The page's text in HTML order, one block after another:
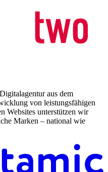
aus dem
von leistungsfähigen
Websites unterstützen wir
Marken – national wie